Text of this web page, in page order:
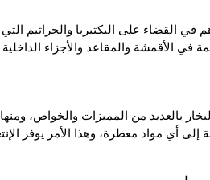
في القضاء على البكتيريا والجراثيم
في الأقمشة والمقاعد والأجزاء
بالعديد من المميزات والخواص،
أي مواد معطرة، وهذا الأمر يوفر